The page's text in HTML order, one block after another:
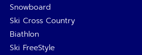
Snowboard
Ski Cross Country
Biathlon
Ski FreeStyle